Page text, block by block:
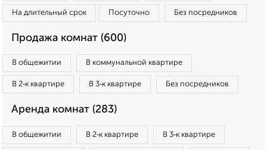
На длительный срок Посуточно Без посредников
Продажа комнат (600)
В общежитии В коммунальной квартире
В 2‑к квартире В 3‑к квартире Без посредников
Аренда комнат (283)
В общежитии В 2‑к квартире В 3‑к квартире